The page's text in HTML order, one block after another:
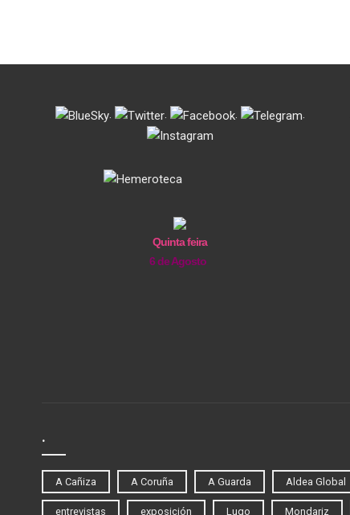
. . . .
Quinta feira
6 de Agosto
.
A Cañiza A Coruña A Guarda Aldea Global
entrevistas exposición Lugo Mondariz